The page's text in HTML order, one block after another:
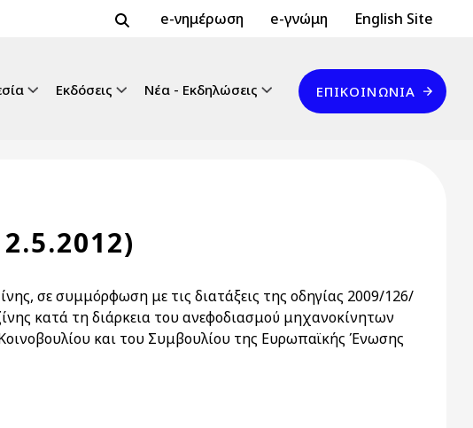
Header Top 2
e-νημέρωση e-γνώμη Header Top
English Site
Εκδόσεις Νέα - Εκδηλώσεις
Επικοινωνία
ΕΠΙΚΟΙΝΩΝΊΑ
σε συμμόρφωση με τις διατάξεις της οδηγίας 2009/126/
κατά τη διάρκεια του ανεφοδιασμού μηχανοκίνητων
και του Συμβουλίου της Ευρωπαϊκής Ένωσης